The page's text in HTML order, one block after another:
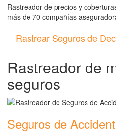
Rastreador de precios y
más de 70 compañías
Rastrear Seguros de
Rastreador de
seguros
Seguros de